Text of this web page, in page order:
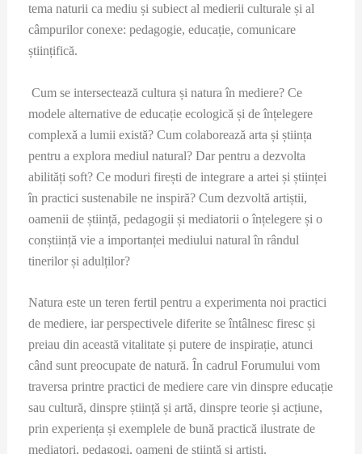
tema naturii ca mediu și subiect al medierii culturale și al
câmpurilor conexe: pedagogie, educație, comunicare
științifică.
Cum se intersectează cultura și natura în mediere? Ce
modele alternative de educație ecologică și de înțelegere
complexă a lumii există? Cum colaborează arta și știința
pentru a explora mediul natural? Dar pentru a dezvolta
abilități soft? Ce moduri firești de integrare a artei și științei
în practici sustenabile ne inspiră? Cum dezvoltă artiștii,
oamenii de știință, pedagogii și mediatorii o înțelegere și o
conștiință vie a importanței mediului natural în rândul
tinerilor și adulților?
Natura este un teren fertil pentru a experimenta noi practici
de mediere, iar perspectivele diferite se întâlnesc firesc și
preiau din această vitalitate și putere de inspirație, atunci
când sunt preocupate de natură. În cadrul Forumului vom
traversa printre practici de mediere care vin dinspre educație
sau cultură, dinspre știință și artă, dinspre teorie și acțiune,
prin experiența și exemplele de bună practică ilustrate de
mediatori, pedagogi, oameni de știință și artiști.